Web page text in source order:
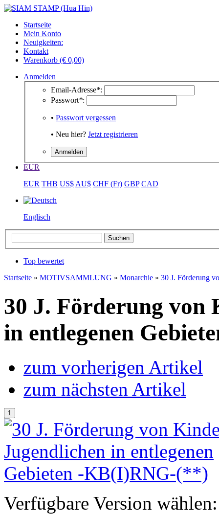
Startseite
Mein Konto
Neuigkeiten:
Kontakt
Warenkorb (€ 0,00)
Anmelden
Email-Adresse*:
Passwort*:
• Passwort vergessen
• Neu hier? Jetzt registrieren
EUR
EUR THB US$ AU$ CHF (Fr) GBP CAD
Englisch
Top bewertet
Startseite » MOTIVSAMMLUNG » Monarchie » 30 J. Förderung
30 J. Förderung von
in entlegenen
zum vorherigen Artikel
zum nächsten Artikel
Verfügbare Version wählen: